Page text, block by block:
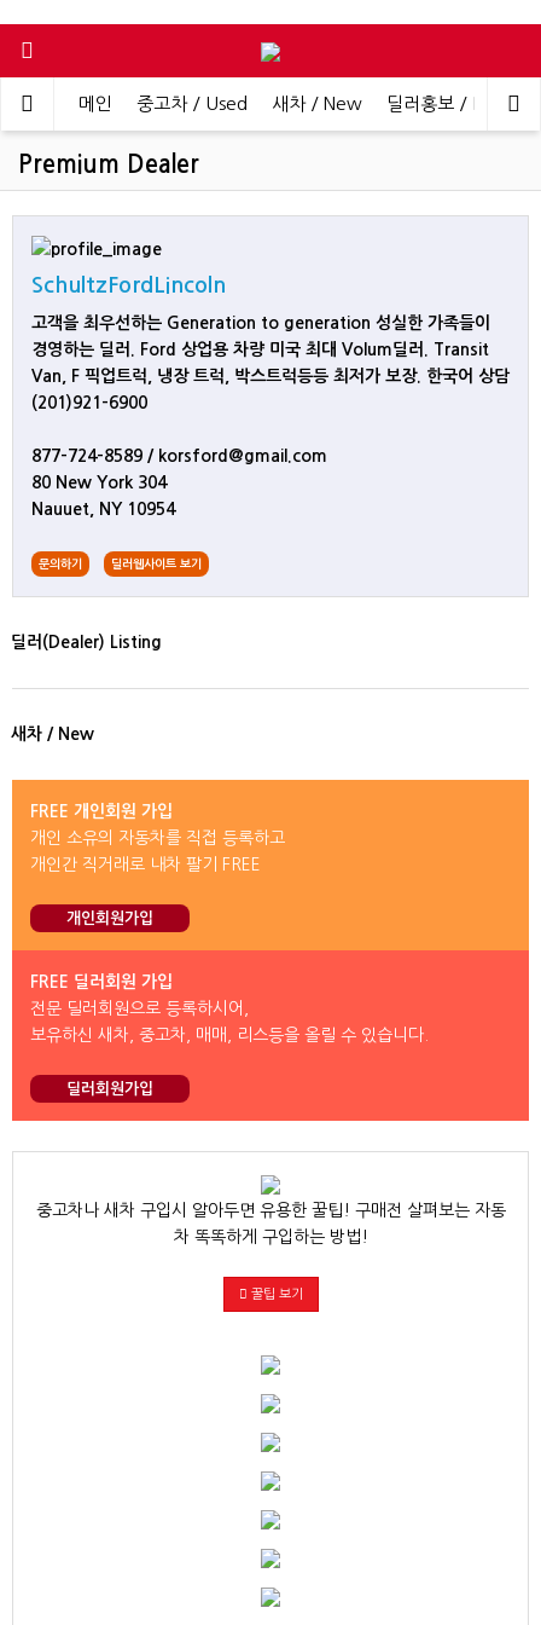
메인 중고차 / Used 새차 / New 딜러홍보 / Dealer
Premium Dealer
SchultzFordLincoln
고객을 최우선하는 Generation to generation 성실한 가족들이
경영하는 딜러. Ford 상업용 차량 미국 최대 Volum딜러. Transit
Van, F 픽업트럭, 냉장 트럭, 박스트럭등등 최저가 보장. 한국어 상담
(201)921-6900
877-724-8589 / korsford@gmail.com
80 New York 304
Nauuet, NY 10954
문의하기 딜러웹사이트 보기
딜러(Dealer) Listing
새차 / New
FREE 개인회원 가입
개인 소유의 자동차를 직접 등록하고
개인간 직거래로 내차 팔기 FREE
개인회원가입
FREE 딜러회원 가입
전문 딜러회원으로 등록하시어,
보유하신 새차, 중고차, 매매, 리스등을 올릴 수 있습니다.
딜러회원가입
중고차나 새차 구입시 알아두면 유용한 꿀팁! 구매전 살펴보는 자동
차 똑똑하게 구입하는 방법!
꿀팁 보기